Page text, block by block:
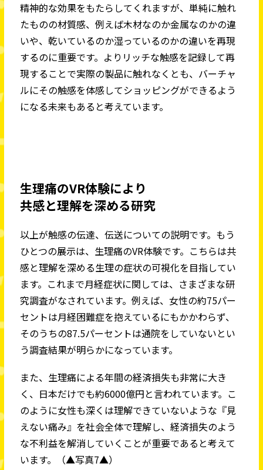
精神的な効果をもたらしてくれますが、単純に触れ
たものの材質感、例えば木材なのか金属なのかの違
いや、乾いているのか湿っているのかの違いを再現
するのに重要です。よりリッチな触感を記録して再
現することで実際の製品に触れなくとも、バーチャ
ルにその触感を体感してショッピングができるよう
になる未来もあると考えています。
生理痛のVR体験により
共感と理解を深める研究
以上が触感の伝達、伝送についての説明です。もう
ひとつの展示は、生理痛のVR体験です。こちらは共
感と理解を深める生理の症状の可視化を目指してい
ます。これまで月経症状に関しては、さまざまな研
究調査がなされています。例えば、女性の約75パー
セントは月経困難症を抱えているにもかかわらず、
そのうちの87.5パーセントは通院をしていないとい
う調査結果が明らかになっています。
また、生理痛による年間の経済損失も非常に大き
く、日本だけでも約6000億円と言われています。こ
のように女性も深くは理解できていないような『見
えない痛み』を社会全体で理解し、経済損失のよう
な不利益を解消していくことが重要であると考えて
います。（▲写真7▲）